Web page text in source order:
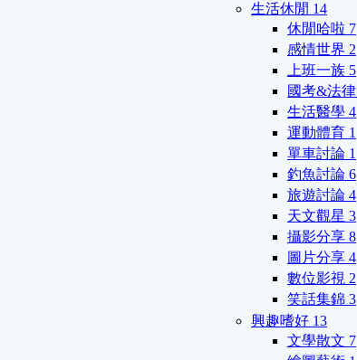
生活休閒 14
休閒哈啦 7
感情世界 2
上班一族 5
國考&法律
生活醫學 4
運動體育 1
單車討論 1
釣魚討論 6
旅遊討論 4
天文觀星 3
攝影分享 8
圖片分享 4
數位影視 2
笑話集錦 3
興趣嗜好 13
文學散文 7